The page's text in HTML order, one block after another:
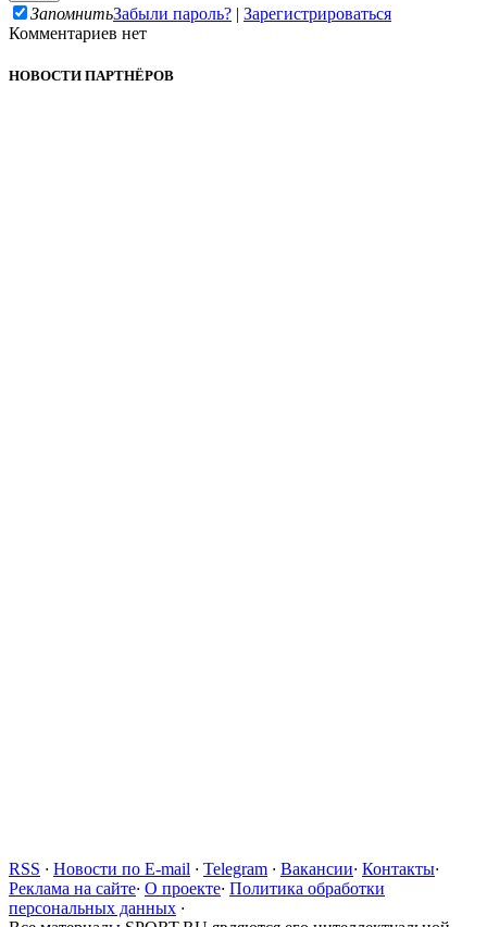
ЗапомнитьЗабыли пароль? | Зарегистрироваться
Комментариев нет
НОВОСТИ ПАРТНЁРОВ
RSS · Новости по E-mail · Telegram · Вакансии· Контакты·
Реклама на сайте· О проекте· Политика обработки
персональных данных ·